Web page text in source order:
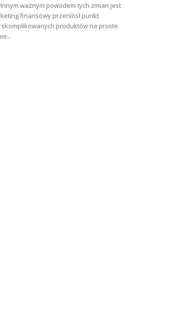
ważnym powodem tych zmian jest
finansowy przeniósł punkt
skomplikowanych produktów na proste